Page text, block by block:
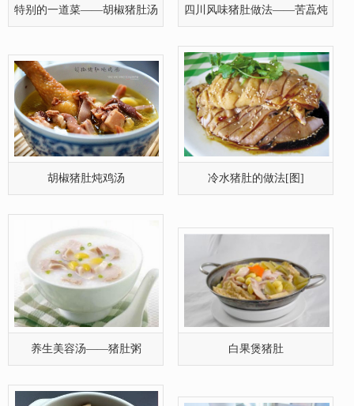
特别的一道菜——胡椒猪肚汤 四川风味猪肚做法——苦藠炖
胡椒猪肚炖鸡汤 冷水猪肚的做法[图]
养生美容汤——猪肚粥 白果煲猪肚